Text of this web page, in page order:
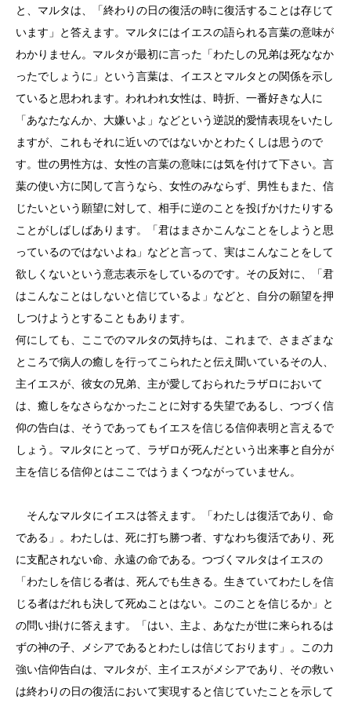
と、マルタは、「終わりの日の復活の時に復活することは存じて
います」と答えます。マルタにはイエスの語られる言葉の意味が
わかりません。マルタが最初に言った「わたしの兄弟は死ななか
ったでしょうに」という言葉は、イエスとマルタとの関係を示し
ていると思われます。われわれ女性は、時折、一番好きな人に
「あなたなんか、大嫌いよ」などという逆説的愛情表現をいたし
ますが、これもそれに近いのではないかとわたくしは思うので
す。世の男性方は、女性の言葉の意味には気を付けて下さい。言
葉の使い方に関して言うなら、女性のみならず、男性もまた、信
じたいという願望に対して、相手に逆のことを投げかけたりする
ことがしばしばあります。「君はまさかこんなことをしようと思
っているのではないよね」などと言って、実はこんなことをして
欲しくないという意志表示をしているのです。その反対に、「君
はこんなことはしないと信じているよ」などと、自分の願望を押
しつけようとすることもあります。
何にしても、ここでのマルタの気持ちは、これまで、さまざまな
ところで病人の癒しを行ってこられたと伝え聞いているその人、
主イエスが、彼女の兄弟、主が愛しておられたラザロにおいて
は、癒しをなさらなかったことに対する失望であるし、つづく信
仰の告白は、そうであってもイエスを信じる信仰表明と言えるで
しょう。マルタにとって、ラザロが死んだという出来事と自分が
主を信じる信仰とはここではうまくつながっていません。
そんなマルタにイエスは答えます。「わたしは復活であり、命
である」。わたしは、死に打ち勝つ者、すなわち復活であり、死
に支配されない命、永遠の命である。つづくマルタはイエスの
「わたしを信じる者は、死んでも生きる。生きていてわたしを信
じる者はだれも決して死ぬことはない。このことを信じるか」と
の問い掛けに答えます。「はい、主よ、あなたが世に来られるは
ずの神の子、メシアであるとわたしは信じております」。この力
強い信仰告白は、マルタが、主イエスがメシアであり、その救い
は終わりの日の復活において実現すると信じていたことを示して